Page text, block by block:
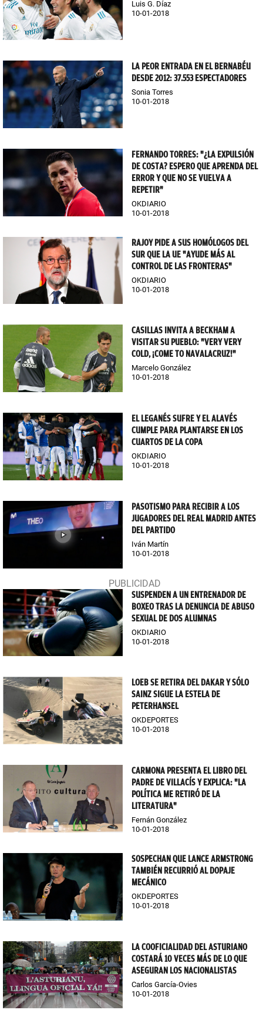
Luis G. Díaz
10-01-2018
LA PEOR ENTRADA EN EL BERNABÉU
DESDE 2012: 37.553 ESPECTADORES
Sonia Torres
10-01-2018
FERNANDO TORRES: "¿LA EXPULSIÓN
DE COSTA? ESPERO QUE APRENDA DEL
ERROR Y QUE NO SE VUELVA A
REPETIR"
OKDIARIO
10-01-2018
RAJOY PIDE A SUS HOMÓLOGOS DEL
SUR QUE LA UE "AYUDE MÁS AL
CONTROL DE LAS FRONTERAS"
OKDIARIO
10-01-2018
CASILLAS INVITA A BECKHAM A
VISITAR SU PUEBLO: "VERY VERY
COLD, ¡COME TO NAVALACRUZ!"
Marcelo González
10-01-2018
EL LEGANÉS SUFRE Y EL ALAVÉS
CUMPLE PARA PLANTARSE EN LOS
CUARTOS DE LA COPA
OKDIARIO
10-01-2018
PASOTISMO PARA RECIBIR A LOS
JUGADORES DEL REAL MADRID ANTES
DEL PARTIDO
Iván Martín
10-01-2018
SUSPENDEN A UN ENTRENADOR DE
BOXEO TRAS LA DENUNCIA DE ABUSO
SEXUAL DE DOS ALUMNAS
OKDIARIO
10-01-2018
LOEB SE RETIRA DEL DAKAR Y SÓLO
SAINZ SIGUE LA ESTELA DE
PETERHANSEL
OKDEPORTES
10-01-2018
CARMONA PRESENTA EL LIBRO DEL
PADRE DE VILLACÍS Y EXPLICA: "LA
POLÍTICA ME RETIRÓ DE LA
LITERATURA"
Fernán González
10-01-2018
SOSPECHAN QUE LANCE ARMSTRONG
TAMBIÉN RECURRIÓ AL DOPAJE
MECÁNICO
OKDEPORTES
10-01-2018
LA COOFICIALIDAD DEL ASTURIANO
COSTARÁ 10 VECES MÁS DE LO QUE
ASEGURAN LOS NACIONALISTAS
Carlos García-Ovies
10-01-2018